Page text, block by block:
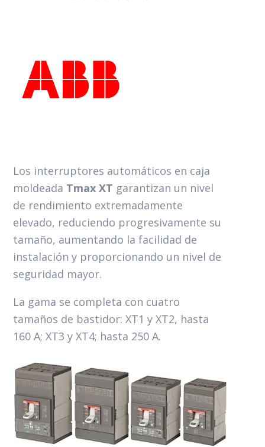
Los interruptores automáticos en caja
moldeada Tmax XT garantizan un nivel
de rendimiento extremadamente
elevado, reduciendo progresivamente su
tamaño, aumentando la facilidad de
instalación y proporcionando un nivel de
seguridad mayor.
La gama se completa con cuatro
tamaños de bastidor: XT1 y XT2, hasta
160 A; XT3 y XT4; hasta 250 A.